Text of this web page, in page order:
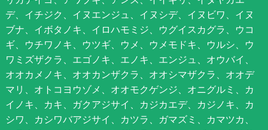
デ、イチジク、イヌエンジュ、イヌシデ、イヌビワ、イヌ
ブナ、イボタノキ、イロハモミジ、ウグイスカグラ、ウコ
ギ、ウチワノキ、ウツギ、ウメ、ウメモドキ、ウルシ、ウ
ワミズザクラ、エゴノキ、エノキ、エンジュ、オウバイ、
オオカメノキ、オオカンザクラ、オオシマザクラ、オオデ
マリ、オトコヨウゾメ、オオモクゲンジ、オニグルミ、カ
イノキ、カキ、ガクアジサイ、カジカエデ、カジノキ、カ
シワ、カシワバアジサイ、カツラ、ガマズミ、カマツカ、